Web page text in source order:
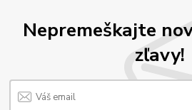
Nepremeškajte
zľavy!